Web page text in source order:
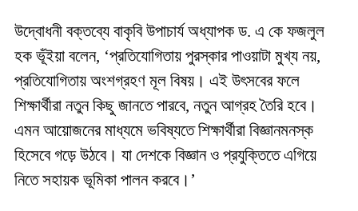
উদ্বোধনী বক্তব্যে বাকৃবি উপাচার্য অধ্যাপক ড. এ কে ফজলুল
হক ভূঁইয়া বলেন, ‘প্রতিযোগিতায় পুরস্কার পাওয়াটা মুখ্য নয়,
প্রতিযোগিতায় অংশগ্রহণ মূল বিষয়। এই উৎসবের ফলে
শিক্ষার্থীরা নতুন কিছু জানতে পারবে, নতুন আগ্রহ তৈরি হবে।
এমন আয়োজনের মাধ্যমে ভবিষ্যতে শিক্ষার্থীরা বিজ্ঞানমনস্ক
হিসেবে গড়ে উঠবে। যা দেশকে বিজ্ঞান ও প্রযুক্তিতে এগিয়ে
নিতে সহায়ক ভূমিকা পালন করবে।’